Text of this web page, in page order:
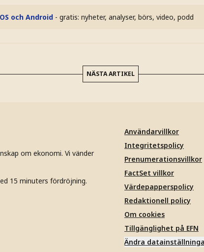
och Android - gratis: nyheter, analyser, börs, video, podd
NÄSTA ARTIKEL
om ekonomi. Vi vänder
15 minuters fördröjning.
Användarvillkor
Integritetspolicy
Prenumerationsvillkor
FactSet villkor
Värdepapperspolicy
Redaktionell policy
Om cookies
Tillgänglighet på EFN
Ändra